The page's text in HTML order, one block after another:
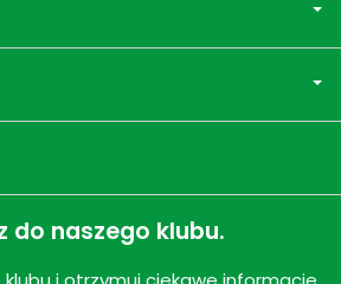
do naszego klubu.